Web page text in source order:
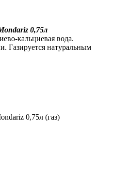
0,75л
кальциевая вода.
Газируется натуральным
0,75л (газ)